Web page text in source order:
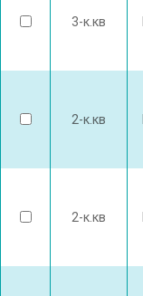
3-к.кв
2-к.кв
2-к.кв